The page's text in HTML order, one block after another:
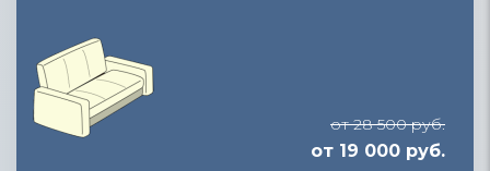
от 28 500 руб.
от 19 000 руб.